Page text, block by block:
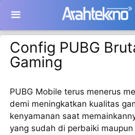
isi
Config PUBG
Gaming
PUBG Mobile terus menerus
demi meningkatkan kualitas
kenyamanan saat
yang sudah di perbaiki